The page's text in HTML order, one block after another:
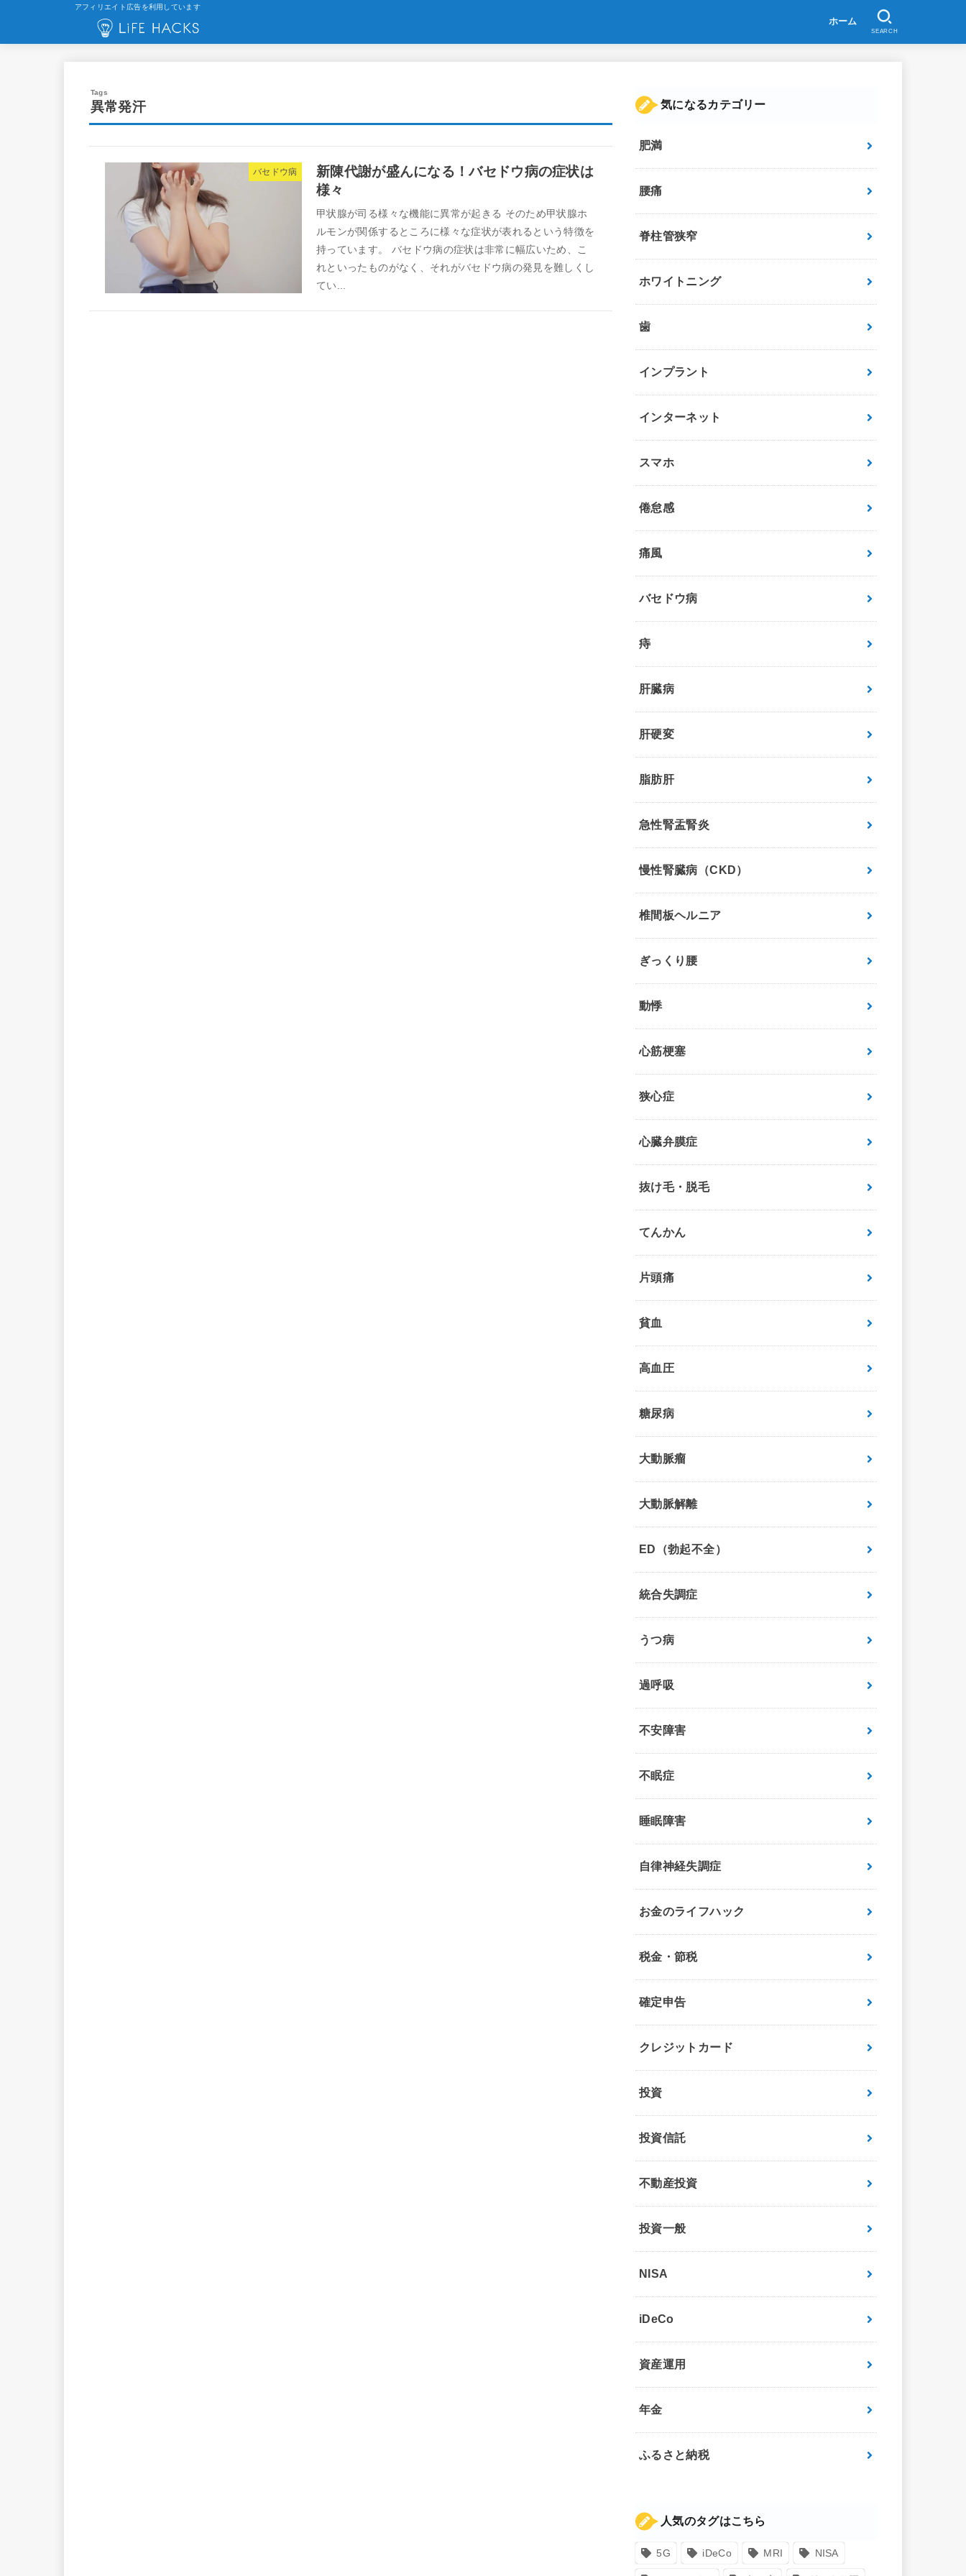
アフィリエイト広告を利用しています
ホーム
SEARCH
異常発汗
バセドウ病
新陳代謝が盛んになる！バセドウ病の症状は
様々
甲状腺が司る様々な機能に異常が起きる そのため甲状腺ホ
ルモンが関係するところに様々な症状が表れるという特徴を
持っています。 バセドウ病の症状は非常に幅広いため、こ
れといったものがなく、それがバセドウ病の発見を難しくし
てい...
気になるカテゴリー
肥満
腰痛
脊柱管狭窄
ホワイトニング
歯
インプラント
インターネット
スマホ
倦怠感
痛風
バセドウ病
痔
肝臓病
肝硬変
脂肪肝
急性腎盂腎炎
慢性腎臓病（CKD）
椎間板ヘルニア
ぎっくり腰
動悸
心筋梗塞
狭心症
心臓弁膜症
抜け毛・脱毛
てんかん
片頭痛
貧血
高血圧
糖尿病
大動脈瘤
大動脈解離
ED（勃起不全）
統合失調症
うつ病
過呼吸
不安障害
不眠症
睡眠障害
自律神経失調症
お金のライフハック
税金・節税
確定申告
クレジットカード
投資
投資信託
不動産投資
投資一般
NISA
iDeCo
資産運用
年金
ふるさと納税
人気のタグはこちら
5G iDeCo MRI NISA